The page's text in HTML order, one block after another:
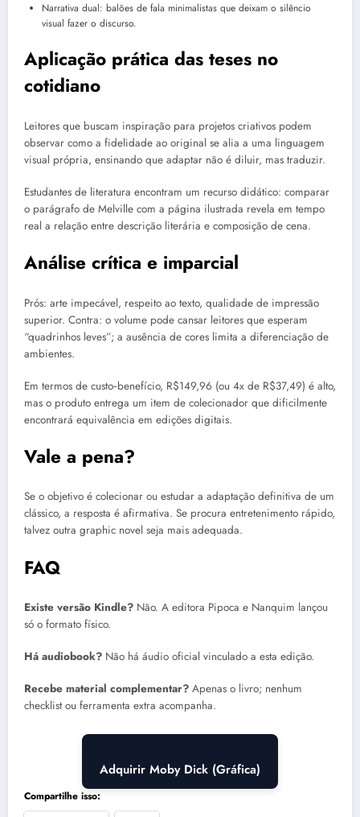
Narrativa dual: balões de fala minimalistas que deixam o silêncio
visual fazer o discurso.
Aplicação prática das teses no
cotidiano
Leitores que buscam inspiração para projetos criativos podem
observar como a fidelidade ao original se alia a uma linguagem
visual própria, ensinando que adaptar não é diluir, mas traduzir.
Estudantes de literatura encontram um recurso didático: comparar
o parágrafo de Melville com a página ilustrada revela em tempo
real a relação entre descrição literária e composição de cena.
Análise crítica e imparcial
Prós: arte impecável, respeito ao texto, qualidade de impressão
superior. Contra: o volume pode cansar leitores que esperam
“quadrinhos leves”; a ausência de cores limita a diferenciação de
ambientes.
Em termos de custo‑benefício, R$149,96 (ou 4x de R$37,49) é alto,
mas o produto entrega um item de colecionador que dificilmente
encontrará equivalência em edições digitais.
Vale a pena?
Se o objetivo é colecionar ou estudar a adaptação definitiva de um
clássico, a resposta é afirmativa. Se procura entretenimento rápido,
talvez outra graphic novel seja mais adequada.
FAQ
Existe versão Kindle? Não. A editora Pipoca e Nanquim lançou
só o formato físico.
Há audiobook? Não há áudio oficial vinculado a esta edição.
Recebe material complementar? Apenas o livro; nenhum
checklist ou ferramenta extra acompanha.
Adquirir Moby Dick (Gráfica)
Compartilhe isso: